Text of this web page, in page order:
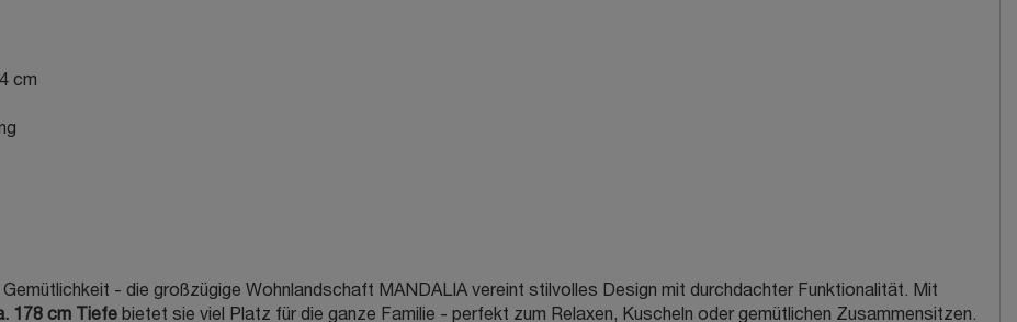
cm
- die großzügige Wohnlandschaft MANDALIA vereint stilvolles Design mit durchdachter Funktionalität. Mit
178 cm Tiefe bietet sie viel Platz für die ganze Familie - perfekt zum Relaxen, Kuscheln oder gemütlichen Zusammensitzen.